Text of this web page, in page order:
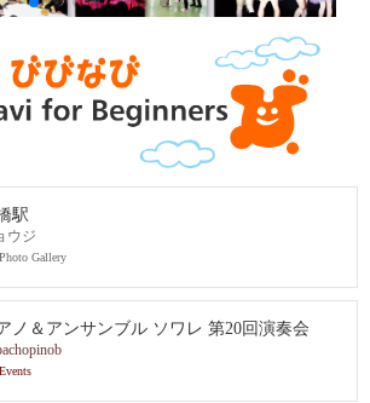
駅
ウジ
Photo Gallery
ノ＆アンサンブル ソワレ 第20回演奏会
Events